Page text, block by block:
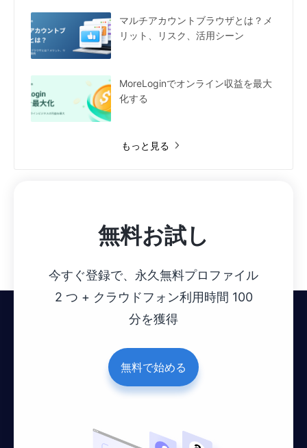
マルチアカウントブラウザとは？メ
リット、リスク、活用シーン
MoreLoginでオンライン収益を最大
化する
もっと見る
無料お試し
今すぐ登録で、永久無料プロファイル
2 つ + クラウドフォン利用時間 100
分を獲得
無料で始める